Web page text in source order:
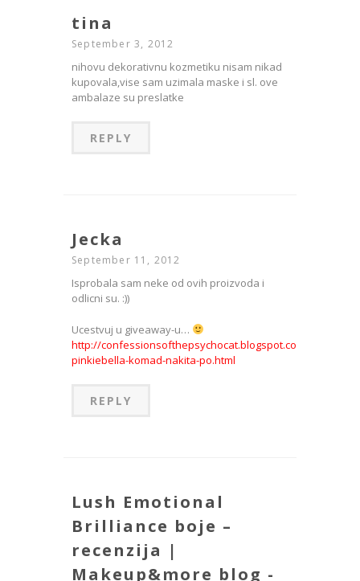
tina
September 3, 2012
nihovu dekorativnu kozmetiku nisam nikad
kupovala,vise sam uzimala maske i sl. ove
ambalaze su preslatke
REPLY
Jecka
September 11, 2012
Isprobala sam neke od ovih proizvoda i
odlicni su. :))
Ucestvuj u giveaway-u…
http://confessionsofthepsychocat.blogspot.com/2012/09/
pinkiebella-komad-nakita-po.html
REPLY
Lush Emotional
Brilliance boje –
recenzija |
Makeup&more blog -